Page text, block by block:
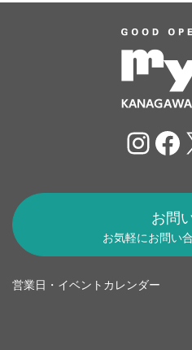
お問
お気軽にお問い
営業日・イベントカレンダー